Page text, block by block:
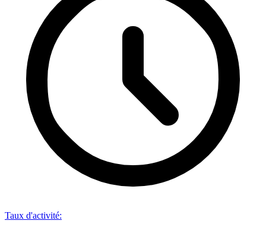
Taux d'activité: